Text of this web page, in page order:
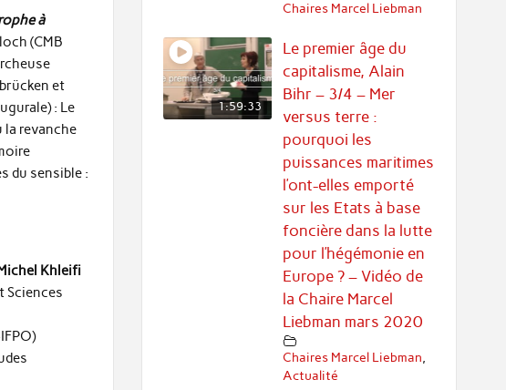
à
(CMB
et
: Le
la revanche
du sensible :
Khleifi
Sciences
Chaires Marcel Liebman
1:59:33
Le premier âge du
capitalisme, Alain
Bihr – 3/4 – Mer
versus terre :
pourquoi les
puissances maritimes
l’ont-elles emporté
sur les Etats à base
foncière dans la lutte
pour l’hégémonie en
Europe ? – Vidéo de
la Chaire Marcel
Liebman mars 2020
Chaires Marcel Liebman,
Actualité